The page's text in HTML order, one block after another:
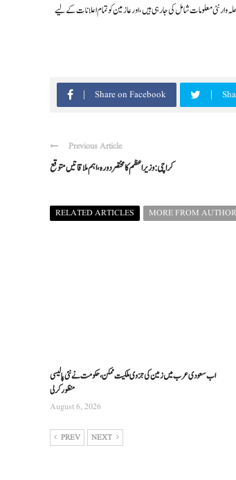
نئی معلومات شامل کی جا رہی ہیں، اور عازمین کو تمام اعلانات کے لیے
Share on Facebook
Previous Article
کراچی: وزیراعظم کا مختصر دورہ، اہم ملاقاتیں متوقع
RELATED ARTICLES MORE FROM AUTHOR
اب سعودی عرب میں زمین کی جزوی ملکیت ممکن، حکومت نے نئی پالیسی
منظور کرلی
August 6, 2026
PREV NEXT